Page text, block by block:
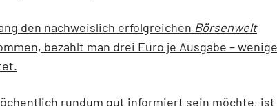
den nachweislich erfolgreichen Börsenwelt
bezahlt man drei Euro je Ausgabe –
rundum gut informiert sein möchte,